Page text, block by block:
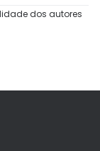
dos autores